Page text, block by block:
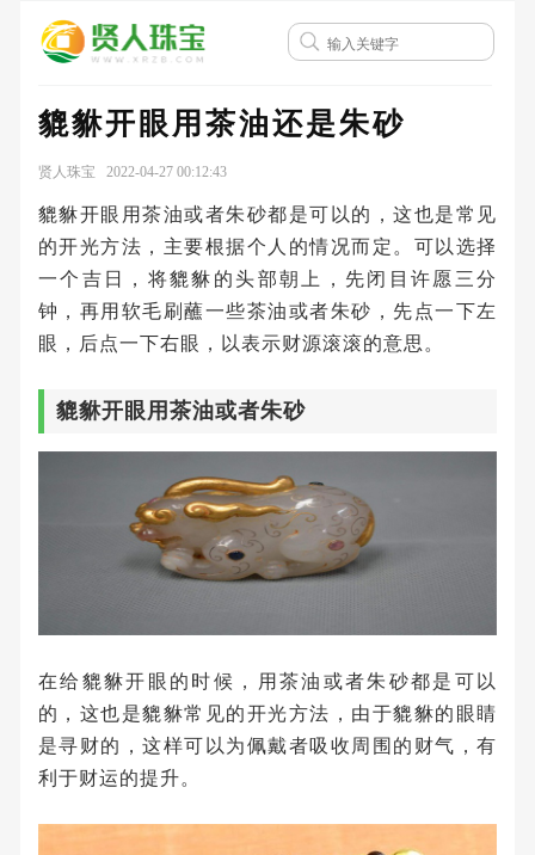
貔貅开眼用茶油还是朱砂
贤人珠宝 2022-04-27 00:12:43
貔貅开眼用茶油或者朱砂都是可以的，这也是常见
的开光方法，主要根据个人的情况而定。可以选择
一个吉日，将貔貅的头部朝上，先闭目许愿三分
钟，再用软毛刷蘸一些茶油或者朱砂，先点一下左
眼，后点一下右眼，以表示财源滚滚的意思。
貔貅开眼用茶油或者朱砂
在给貔貅开眼的时候，用茶油或者朱砂都是可以
的，这也是貔貅常见的开光方法，由于貔貅的眼睛
是寻财的，这样可以为佩戴者吸收周围的财气，有
利于财运的提升。